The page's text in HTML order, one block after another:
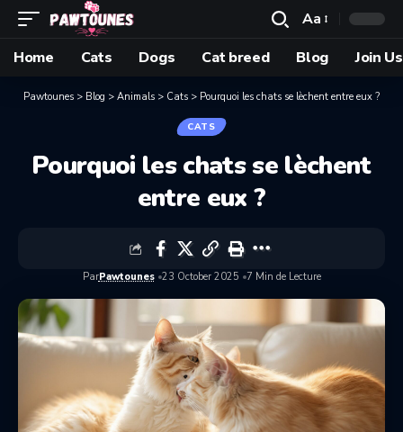
Aa
Home
Cats Dogs Cat breed Blog Join
Pawtounes > Blog > Animals > Cats > Pourquoi les chats se lèchent entre eux ?
CATS
Pourquoi les chats se lèchent
entre eux ?
ParPawtounes 23 October 2025 7 Min de Lecture